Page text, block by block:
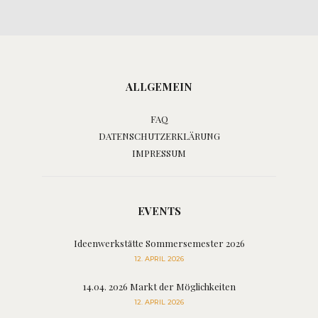
ALLGEMEIN
FAQ
DATENSCHUTZERKLÄRUNG
IMPRESSUM
EVENTS
Ideenwerkstätte Sommersemester 2026
12. APRIL 2026
14.04. 2026 Markt der Möglichkeiten
12. APRIL 2026